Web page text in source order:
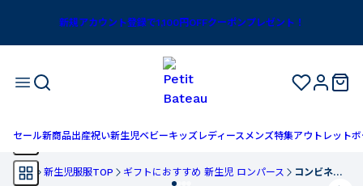
新規アカウント登録で1,100円OFFクーポンプレゼント！
セール新商品出産祝い新生児ベビーキッズ レディースメンズ特集アウトレットボ
TOP 新生児服服TOP ギフトにおすすめ 新生児 ロンパース コンビネゾン